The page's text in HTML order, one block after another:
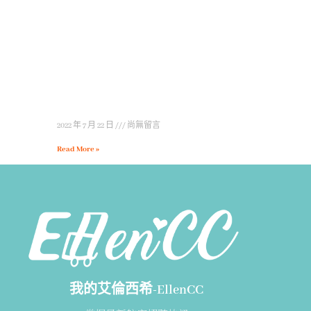
2022 年 7 月 22 日 尚無留言
Read More »
我的艾倫西希-EllenCC